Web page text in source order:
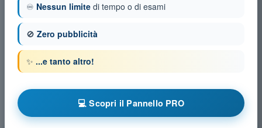
♾️ Nessun limite di tempo o di esami
🚫 Zero pubblicità
✨ ...e tanto altro!
💻 Scopri il Pannello PRO